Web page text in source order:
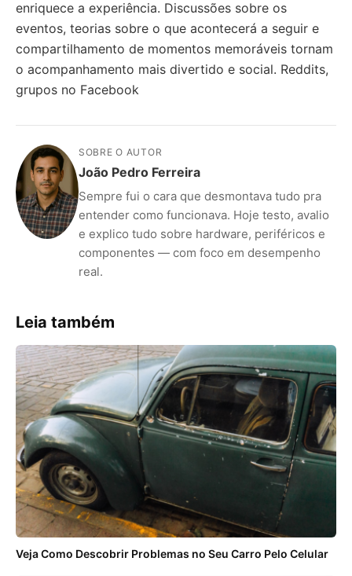
enriquece a experiência. Discussões sobre os
eventos, teorias sobre o que acontecerá a seguir e
compartilhamento de momentos memoráveis tornam
o acompanhamento mais divertido e social. Reddits,
grupos no Facebook
SOBRE O AUTOR
João Pedro Ferreira
Sempre fui o cara que desmontava tudo pra
entender como funcionava. Hoje testo, avalio
e explico tudo sobre hardware, periféricos e
componentes — com foco em desempenho
real.
Leia também
Veja Como Descobrir Problemas no Seu Carro Pelo Celular